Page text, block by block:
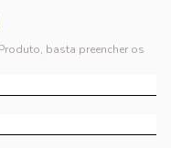
basta preencher os